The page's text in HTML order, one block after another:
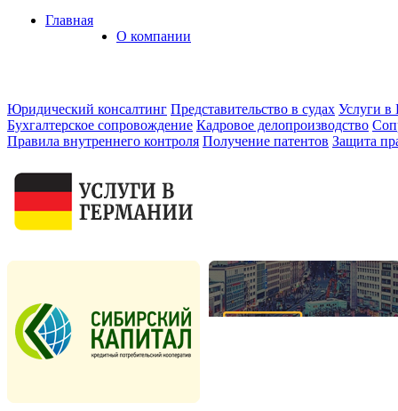
Главная
О компании
Юридический консалтинг Представительство в судах Услуги в
Бухгалтерское сопровождение Кадровое делопроизводство
Правила внутреннего контроля Получение патентов Защита